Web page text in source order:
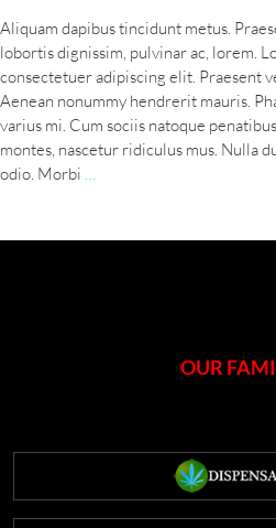
Aliquam dapibus tincidunt metus.
lobortis dignissim, pulvinar ac, lorem.
consectetuer adipiscing elit. Praesent
Aenean nonummy hendrerit mauris.
varius mi. Cum sociis natoque
montes, nascetur ridiculus mus. Nulla
odio. Morbi
sit
OUR